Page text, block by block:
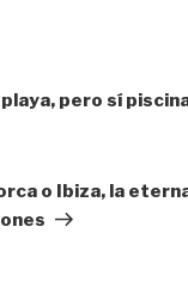
pero sí
o Ibiza, la